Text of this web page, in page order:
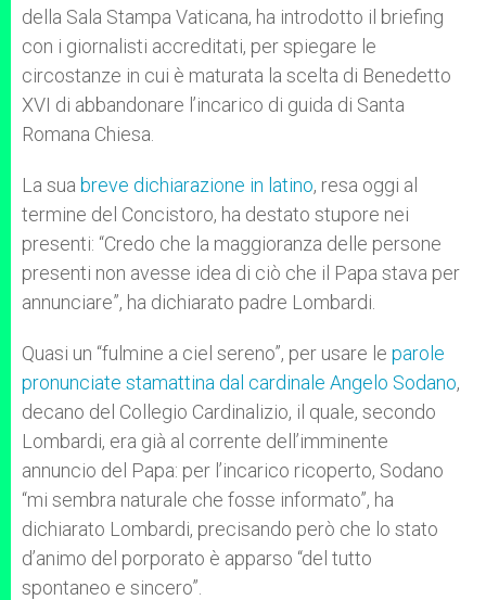
della Sala Stampa Vaticana, ha introdotto il briefing
con i giornalisti accreditati, per spiegare le
circostanze in cui è maturata la scelta di Benedetto
XVI di abbandonare l’incarico di guida di Santa
Romana Chiesa.
La sua breve dichiarazione in latino, resa oggi al
termine del Concistoro, ha destato stupore nei
presenti: “Credo che la maggioranza delle persone
presenti non avesse idea di ciò che il Papa stava per
annunciare”, ha dichiarato padre Lombardi.
Quasi un “fulmine a ciel sereno”, per usare le parole
pronunciate stamattina dal cardinale Angelo Sodano,
decano del Collegio Cardinalizio, il quale, secondo
Lombardi, era già al corrente dell’imminente
annuncio del Papa: per l’incarico ricoperto, Sodano
“mi sembra naturale che fosse informato”, ha
dichiarato Lombardi, precisando però che lo stato
d’animo del porporato è apparso “del tutto
spontaneo e sincero”.